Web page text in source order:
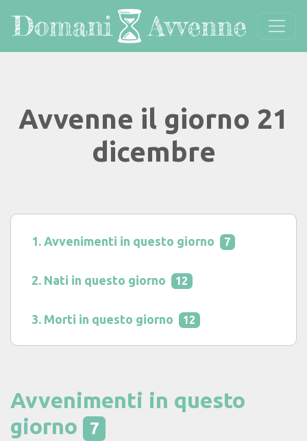
Avvenne il giorno 21
dicembre
Avvenimenti in questo giorno 7
Nati in questo giorno 12
Morti in questo giorno 12
Avvenimenti in questo
giorno
7